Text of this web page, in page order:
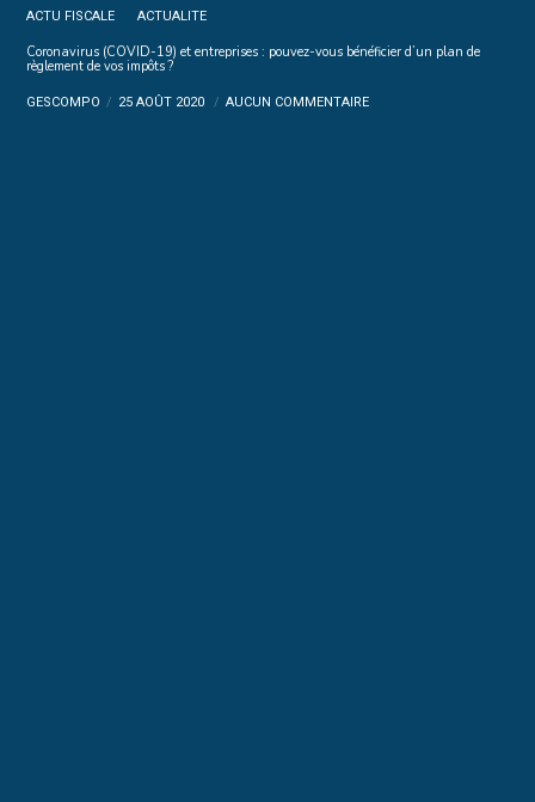
ACTU FISCALE ACTUALITE
Coronavirus (COVID-19) et entreprises : pouvez-vous bénéficier d’un plan de
règlement de vos impôts ?
GESCOMPO 25 AOÛT 2020 AUCUN COMMENTAIRE